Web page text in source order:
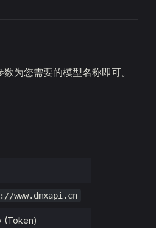
数为您需要的模型名称即可。
www.dmxapi.cn
(Token)